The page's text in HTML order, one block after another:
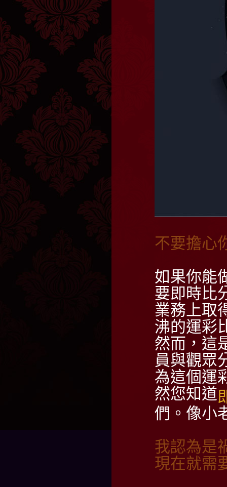
不要擔心
如果你能
要即時比
業務上取
沸的運彩
然而，這
員與觀眾
為這個運
然您知道
們。像小
我認為是
現在就需